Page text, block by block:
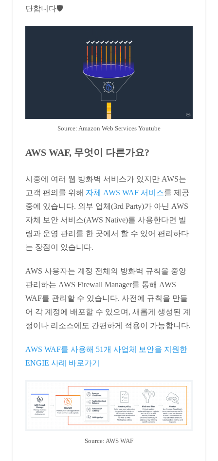
단합니다🛡
Source: Amazon Web Services Youtube
AWS WAF, 무엇이 다른가요?
시중에 여러 웹 방화벽 서비스가 있지만 AWS는
고객 편의를 위해 자체 AWS WAF 서비스를 제공
중에 있습니다. 외부 업체(3rd Party)가 아닌 AWS
자체 보안 서비스(AWS Native)를 사용한다면 빌
링과 운영 관리를 한 곳에서 할 수 있어 편리하다
는 장점이 있습니다.
AWS 사용자는 계정 전체의 방화벽 규칙을 중앙
관리하는 AWS Firewall Manager를 통해 AWS
WAF를 관리할 수 있습니다. 사전에 규칙을 만들
어 각 계정에 배포할 수 있으며, 새롭게 생성된 계
정이나 리소스에도 간편하게 적용이 가능합니다.
AWS WAF를 사용해 51개 사업체 보안을 지원한
ENGIE 사례 바로가기
Source: AWS WAF